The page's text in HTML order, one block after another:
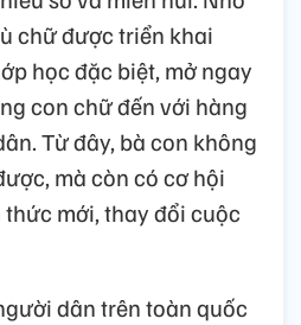
chữ được triển khai
học đặc biệt, mở ngay
con chữ đến với hàng
Từ đây, bà con không
mà còn có cơ hội
mới, thay đổi cuộc
dân trên toàn quốc